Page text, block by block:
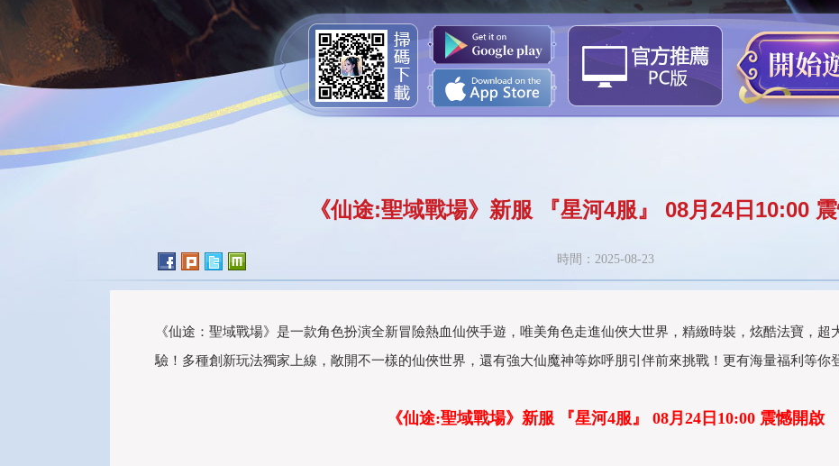
《仙途:聖域戰場》新服 『星河4服』 08月24日10:00
時間：2025-08-23
《仙途：聖域戰場》是一款角色扮演全新冒險熱血仙俠手遊，唯美角色走進仙俠大世界，精緻時裝，炫酷法寶，
驗！多種創新玩法獨家上線，敞開不一樣的仙俠世界，還有強大仙魔神等妳呼朋引伴前來挑戰！更有海量福利等你
《仙途:聖域戰場》新服 『星河4服』 08月24日10:00 震憾開啟